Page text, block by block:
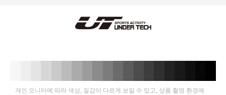
개인 모니터에 따라 색상, 질감이 다르게 보일 수 있고, 상품 촬영 환경에